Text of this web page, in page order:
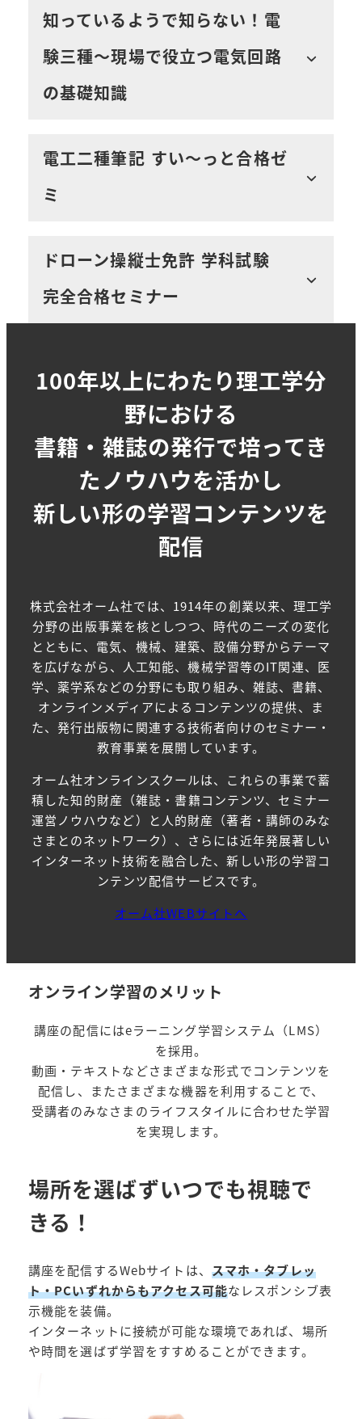
知っているようで知らない！電
験三種～現場で役立つ電気回路
の基礎知識
電工二種筆記 すい～っと合格ゼ
ミ
ドローン操縦士免許 学科試験
完全合格セミナー
100年以上にわたり理工学分
野における
書籍・雑誌の発行で培ってき
たノウハウを活かし
新しい形の学習コンテンツを
配信
株式会社オーム社では、1914年の創業以来、理工学
分野の出版事業を核としつつ、時代のニーズの変化
とともに、電気、機械、建築、設備分野からテーマ
を広げながら、人工知能、機械学習等のIT関連、医
学、薬学系などの分野にも取り組み、雑誌、書籍、
オンラインメディアによるコンテンツの提供、ま
た、発行出版物に関連する技術者向けのセミナー・
教育事業を展開しています。
オーム社オンラインスクールは、これらの事業で蓄
積した知的財産（雑誌・書籍コンテンツ、セミナー
運営ノウハウなど）と人的財産（著者・講師のみな
さまとのネットワーク）、さらには近年発展著しい
インターネット技術を融合した、新しい形の学習コ
ンテンツ配信サービスです。
オーム社WEBサイトへ
オンライン学習のメリット
講座の配信にはeラーニング学習システム（LMS）
を採用。
動画・テキストなどさまざまな形式でコンテンツを
配信し、またさまざまな機器を利用することで、
受講者のみなさまのライフスタイルに合わせた学習
を実現します。
場所を選ばずいつでも視聴で
きる！
講座を配信するWebサイトは、 スマホ・タブレッ
ト・PCいずれからもアクセス可能なレスポンシブ表
示機能を装備。
インターネットに接続が可能な環境であれば、場所
や時間を選ばず学習をすすめることができます。